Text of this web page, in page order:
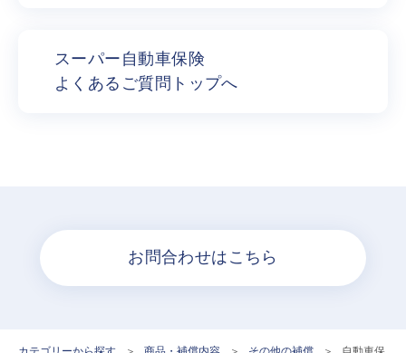
スーパー自動車保険
よくあるご質問トップへ
お問合わせはこちら